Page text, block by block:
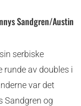
Sandgren/Austin
serbiske
av doubles i
var det
Sandgren og